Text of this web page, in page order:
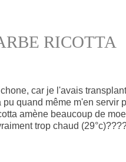
RICOTTA
car je l'avais
quand même m'en servir
amène beaucoup de
trop chaud